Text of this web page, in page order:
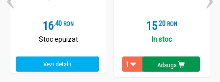
16.4 RON
Stoc epuizat
Vezi detalii
15.2 RON
In stoc
Adauga